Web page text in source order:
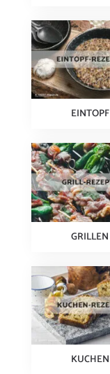
EINTOPF
GRILLEN
KUCHEN